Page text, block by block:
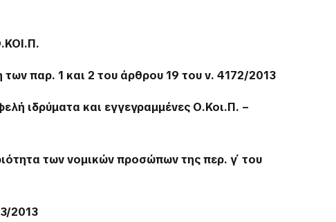
παρ. 1 και 2 του άρθρου 19 του ν. 4172/2013
ιδρύματα και εγγεγραμμένες Ο.Κοι.Π. –
των νομικών προσώπων της περ. γ΄ του
2013